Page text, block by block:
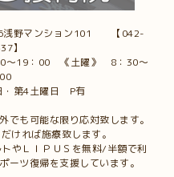
浅野マンション101 【042-
】
～19：00 《土曜》 8：30～
第4土曜日 P有
も可能な限り応対致します。
ければ施療致します。
やＬＩＰＵＳを無料/半額で利
ーツ復帰を支援しています。